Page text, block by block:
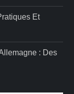
Et
: Des